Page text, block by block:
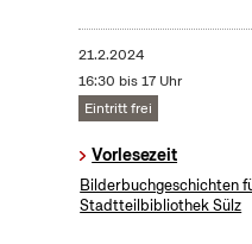
21.2.2024
16:30 bis 17 Uhr
Eintritt frei
Vorlesezeit
Bilderbuchgeschichten
Stadtteilbibliothek Sülz